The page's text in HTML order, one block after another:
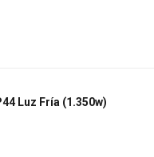
Luz Fría (1.350w)